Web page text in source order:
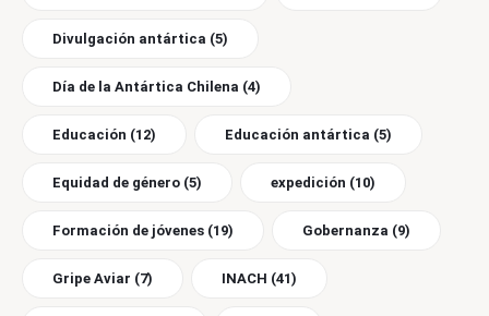
Divulgación antártica (5)
Día de la Antártica Chilena (4)
Educación (12) Educación antártica (5)
Equidad de género (5) expedición (10)
Formación de jóvenes (19) Gobernanza (9)
Gripe Aviar (7) INACH (41)